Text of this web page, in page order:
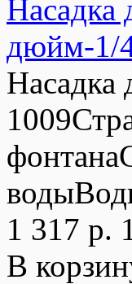
Насадка
дюйм-1/
Насадка
1 317 р.
В